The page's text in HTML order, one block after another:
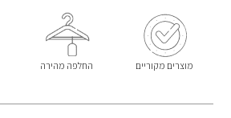
מוצרים מקוריים החלפה מהירה